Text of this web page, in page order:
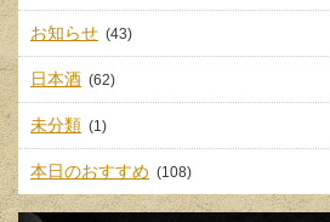
お知らせ (43)
日本酒 (62)
未分類 (1)
本日のおすすめ (108)